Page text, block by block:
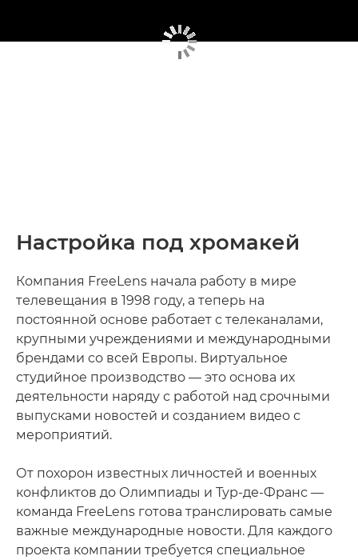
Настройка под хромакей
Компания FreeLens начала работу в мире
телевещания в 1998 году, а теперь на
постоянной основе работает с телеканалами,
крупными учреждениями и международными
брендами со всей Европы. Виртуальное
студийное производство — это основа их
деятельности наряду с работой над срочными
выпусками новостей и созданием видео с
мероприятий.
От похорон известных личностей и военных
конфликтов до Олимпиады и Тур-де-Франс —
команда FreeLens готова транслировать самые
важные международные новости. Для каждого
проекта компании требуется специальное